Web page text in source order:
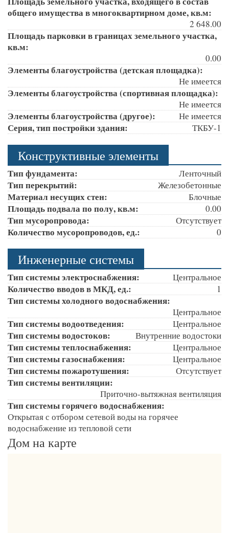
общего имущества в многоквартирном доме, кв.м:
2 648.00
Площадь парковки в границах земельного участка,
кв.м:
0.00
Элементы благоустройства (детская площадка):
Не имеется
Элементы благоустройства (спортивная площадка):
Не имеется
Элементы благоустройства (другое): Не имеется
Серия, тип постройки здания: ТКБУ-1
Конструктивные элементы
Тип фундамента: Ленточный
Тип перекрытий: Железобетонные
Материал несущих стен: Блочные
Площадь подвала по полу, кв.м: 0.00
Тип мусоропровода: Отсутствует
Количество мусоропроводов, ед.: 0
Инженерные системы
Тип системы электроснабжения: Центральное
Количество вводов в МКД, ед.: 1
Тип системы холодного водоснабжения:
Центральное
Тип системы водоотведения: Центральное
Тип системы водостоков: Внутренние водостоки
Тип системы теплоснабжения: Центральное
Тип системы газоснабжения: Центральное
Тип системы пожаротушения: Отсутствует
Тип системы вентиляции:
Приточно-вытяжная вентиляция
Тип системы горячего водоснабжения:
Открытая с отбором сетевой воды на горячее
водоснабжение из тепловой сети
Дом на карте